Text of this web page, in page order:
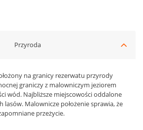
Przyroda
na granicy rezerwatu przyrody
graniczy z malowniczym jeziorem
wód. Najbliższe miejscowości oddalone
lasów. Malownicze położenie sprawia, że
przeżycie.